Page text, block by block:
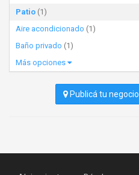
Patio (1)
Aire acondicionado (1)
Baño privado (1)
Más opciones
Publicá tu negocio